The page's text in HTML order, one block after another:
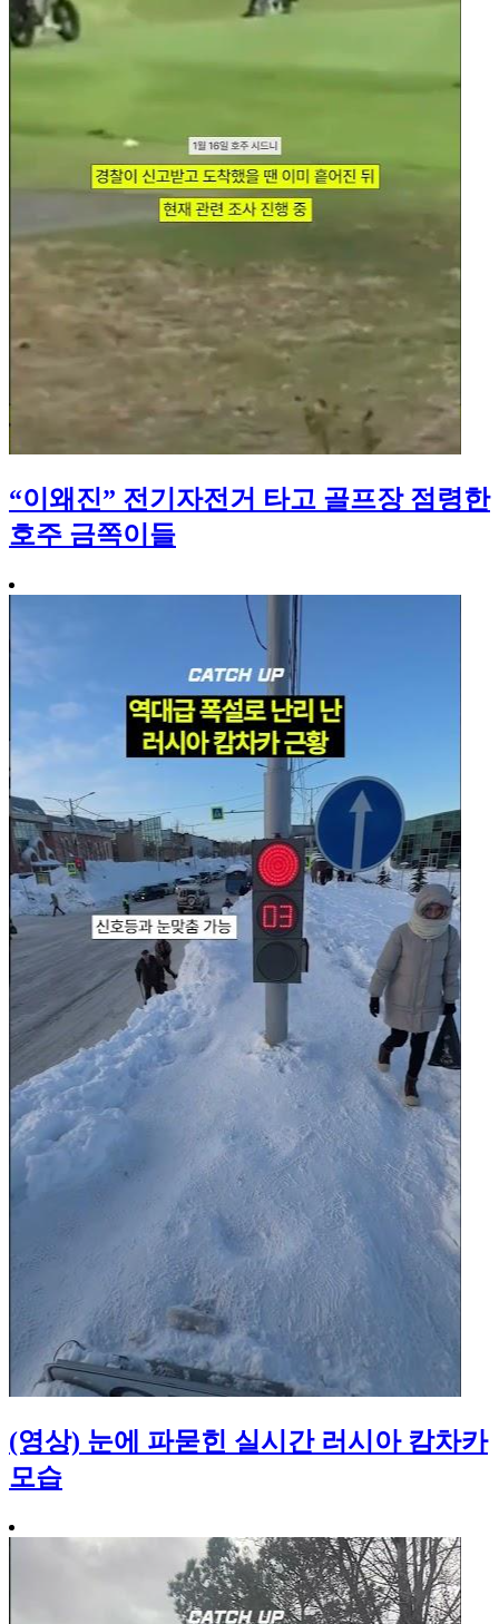
“이왜진” 전기자전거 타고 골프장 점령한
호주 금쪽이들
(영상) 눈에 파묻힌 실시간 러시아 캄차카
모습